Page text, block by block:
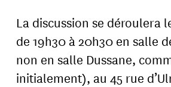
La discussion se déroulera
de 19h30 à 20h30 en salle
non en salle Dussane,
initialement), au 45 rue